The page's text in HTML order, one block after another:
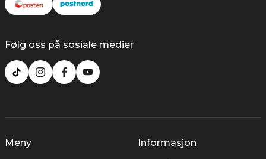
Følg oss på sosiale medier
Meny Informasjon